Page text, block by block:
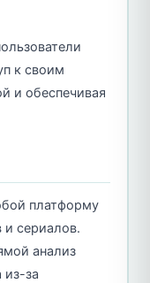
к своим
и обеспечивая
платформу
сериалов.
анализ
из-за